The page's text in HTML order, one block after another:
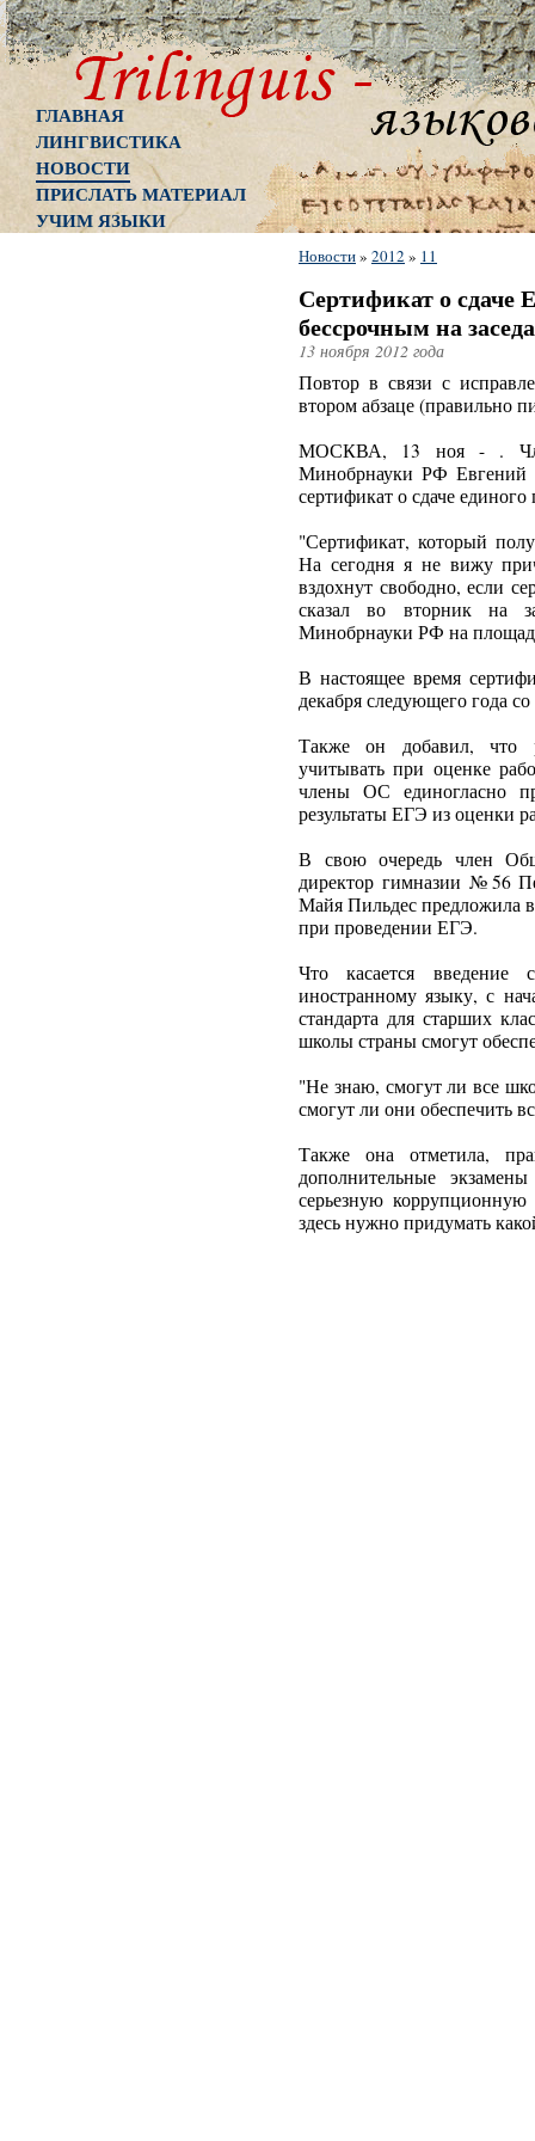
ГЛАВНАЯ
ЛИНГВИСТИКА
НОВОСТИ
ПРИСЛАТЬ МАТЕРИАЛ
УЧИМ ЯЗЫКИ
Новости» 2012 » 11
Сертификат о сдаче
бессрочным на
13 ноября 2012 года
Повтор в связи с
втором абзаце (правильно
МОСКВА, 13 ноя - .
Минобрнауки РФ Евгений
сертификат о сдаче
"Сертификат, который
На сегодня я не вижу
вздохнут свободно, если
сказал во вторник на
Минобрнауки РФ на
В настоящее время
декабря следующего года
Также он добавил, что
учитывать при оценке
члены ОС единогласно
результаты ЕГЭ из оценки
В свою очередь член
директор гимназии №56
Майя Пильдес предложила
при проведении ЕГЭ.
Что касается
иностранному языку, с
стандарта для старших
школы страны смогут
"Не знаю, смогут ли все
смогут ли они обеспечить
Также она отметила,
дополнительные
серьезную
здесь нужно придумать